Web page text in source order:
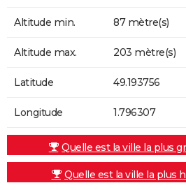
Altitude min. 87 mètre(s)
Altitude max. 203 mètre(s)
Latitude 49.193756
Longitude 1.796307
Quelle est la ville la plus
Quelle est la ville la plus